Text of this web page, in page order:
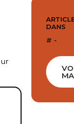
DANS
# -